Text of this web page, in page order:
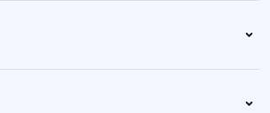
Адрес офиса: